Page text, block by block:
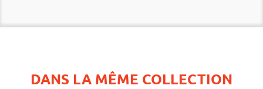
DANS LA MÊME COLLECTION